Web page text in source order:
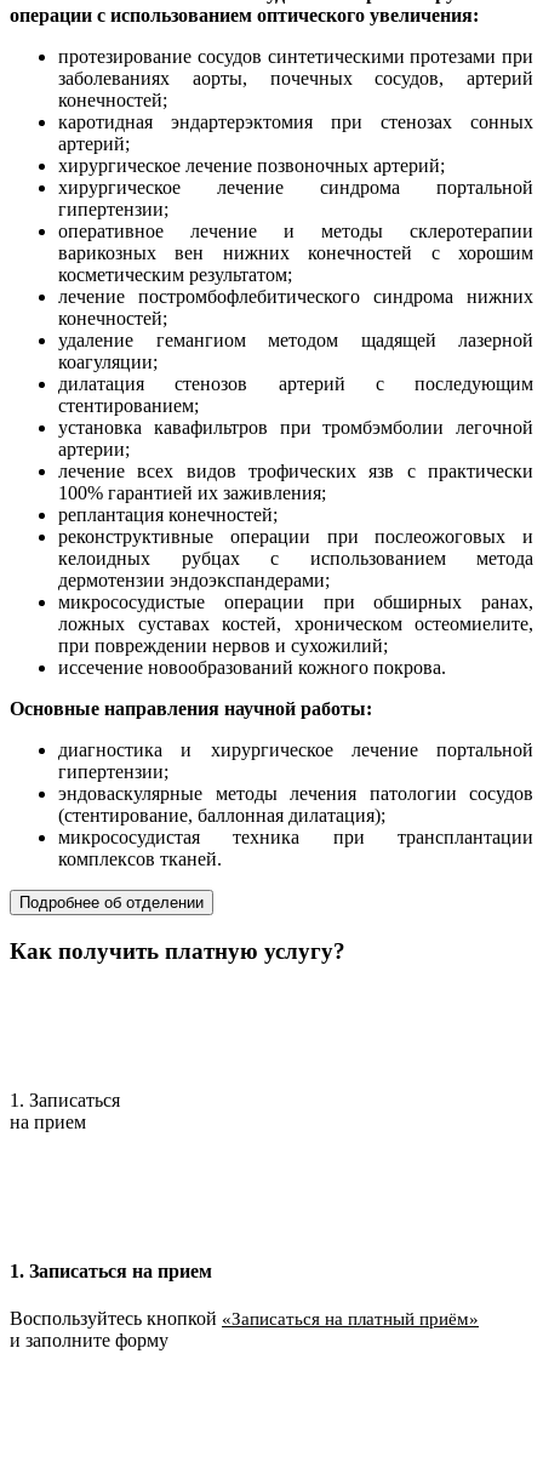
операции с использованием оптического увеличения:
протезирование сосудов синтетическими протезами при
заболеваниях аорты, почечных сосудов, артерий
конечностей;
каротидная эндартерэктомия при стенозах сонных
артерий;
хирургическое лечение позвоночных артерий;
хирургическое лечение синдрома портальной
гипертензии;
оперативное лечение и методы склеротерапии
варикозных вен нижних конечностей с хорошим
косметическим результатом;
лечение постромбофлебитического синдрома нижних
конечностей;
удаление гемангиом методом щадящей лазерной
коагуляции;
дилатация стенозов артерий с последующим
стентированием;
установка кавафильтров при тромбэмболии легочной
артерии;
лечение всех видов трофических язв с практически
100% гарантией их заживления;
реплантация конечностей;
реконструктивные операции при послеожоговых и
келоидных рубцах с использованием метода
дермотензии эндоэкспандерами;
микрососудистые операции при обширных ранах,
ложных суставах костей, хроническом остеомиелите,
при повреждении нервов и сухожилий;
иссечение новообразований кожного покрова.
Основные направления научной работы:
диагностика и хирургическое лечение портальной
гипертензии;
эндоваскулярные методы лечения патологии сосудов
(стентирование, баллонная дилатация);
микрососудистая техника при трансплантации
комплексов тканей.
Подробнее об отделении
Как получить платную услугу?
1. Записаться
на прием
1. Записаться на прием
Воспользуйтесь кнопкой «Записаться на платный приём»
и заполните форму